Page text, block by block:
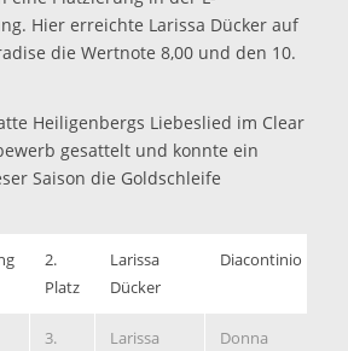
Hier erreichte Larissa Dücker auf
die Wertnote 8,00 und den 10.
Heiligenbergs Liebeslied im Clear
gesattelt und konnte ein
Saison die Goldschleife
2.
Platz
Larissa
Dücker
Diacontinio
3.
Larissa
Donna